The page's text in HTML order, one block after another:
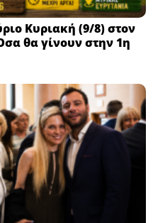
Κυριακή (9/8) στον
θα γίνουν στην 1η